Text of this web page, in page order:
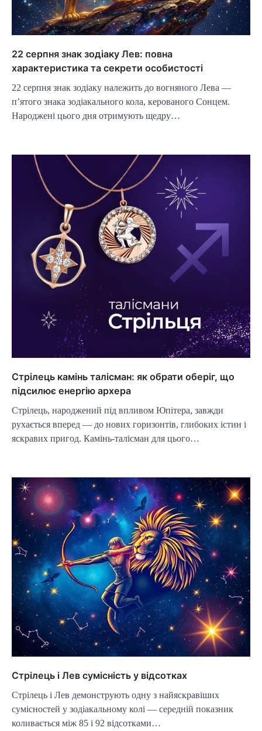
22 серпня знак зодіаку Лев: повна
характеристика та секрети особистості
22 серпня знак зодіаку належить до вогняного Лева —
п’ятого знака зодіакального кола, керованого Сонцем.
Народжені цього дня отримують щедру…
Стрілець камінь талісман: як обрати оберіг, що
підсилює енергію архера
Стрілець, народжений під впливом Юпітера, завжди
рухається вперед — до нових горизонтів, глибоких істин і
яскравих пригод. Камінь-талісман для цього…
Стрілець і Лев сумісність у відсотках
Стрілець і Лев демонструють одну з найяскравіших
сумісностей у зодіакальному колі — середній показник
коливається між 85 і 92 відсотками…